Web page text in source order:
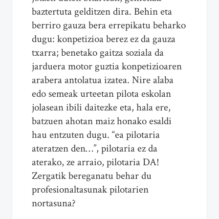
baztertuta gelditzen dira. Behin eta
berriro gauza bera errepikatu beharko
dugu: konpetizioa berez ez da gauza
txarra; benetako gaitza soziala da
jarduera motor guztia konpetizioaren
arabera antolatua izatea. Nire alaba
edo semeak urteetan pilota eskolan
jolasean ibili daitezke eta, hala ere,
batzuen ahotan maiz honako esaldi
hau entzuten dugu. “ea pilotaria
ateratzen den…”, pilotaria ez da
aterako, ze arraio, pilotaria DA!
Zergatik bereganatu behar du
profesionaltasunak pilotarien
nortasuna?